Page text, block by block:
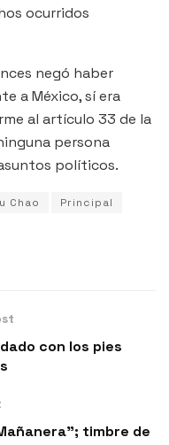
ocurridos
negó haber
a México, sí era
al artículo 33 de la
persona
políticos.
Chao Principal
con los pies
timbre de